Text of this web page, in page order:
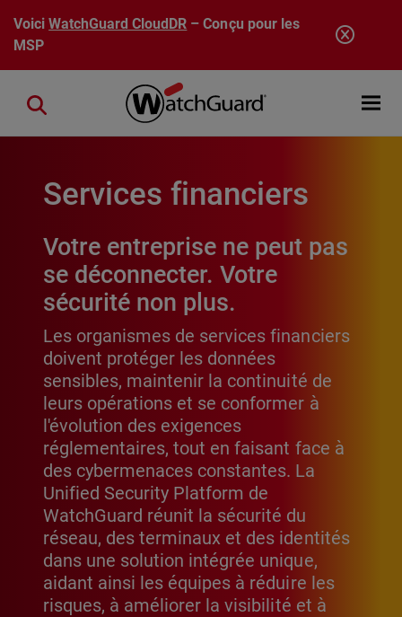
Aller au contenu principal
VoiciWatchGuard CloudDR – Conçu pour les
MSP
Open
Close search
Services financiers
Votre entreprise ne peut pas
se déconnecter. Votre
sécurité non plus.
Les organismes de services financiers
doivent protéger les données
sensibles, maintenir la continuité de
leurs opérations et se conformer à
l'évolution des exigences
réglementaires, tout en faisant face à
des cybermenaces constantes. La
Unified Security Platform de
WatchGuard réunit la sécurité du
réseau, des terminaux et des identités
dans une solution intégrée unique,
aidant ainsi les équipes à réduire les
risques, à améliorer la visibilité et à